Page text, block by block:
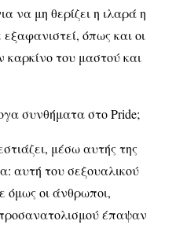
να μη θερίζει η ιλαρά η
όπως και οι
καρκίνο του μαστού και
συνθήματα στο Pride;
μέσω αυτής της
αυτή του σεξουαλικού
όμως οι άνθρωποι,
έπαψαν